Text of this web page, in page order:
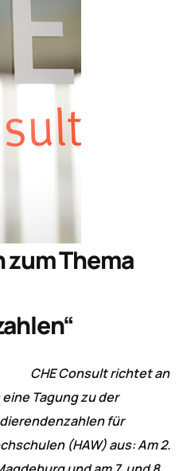
zum Thema
CHE Consult richtet an
Tagung zu der
für
(HAW) aus: Am 2.